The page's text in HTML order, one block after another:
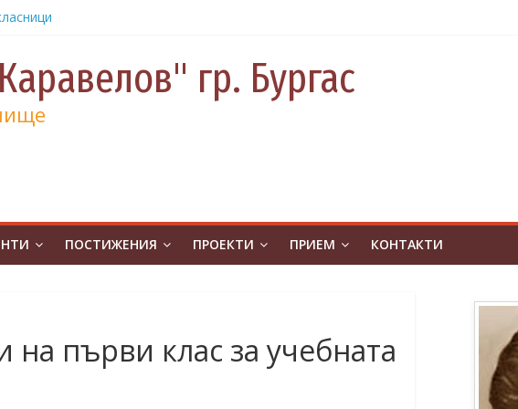
и 130
с
на
гр. Бургас
ПОСТИЖЕНИЯ ПРОЕКТИ ПРИЕМ КОНТАКТИ
първи клас за учебната